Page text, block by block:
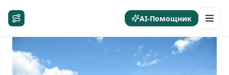
AI-Помощник